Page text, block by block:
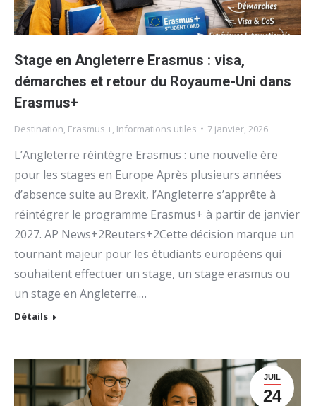
Stage en Angleterre Erasmus : visa,
démarches et retour du Royaume-Uni dans
Erasmus+
Destination Erasmus + Informations utiles 7 janvier, 2026
L’Angleterre réintègre Erasmus : une nouvelle ère
pour les stages en Europe Après plusieurs années
d’absence suite au Brexit, l’Angleterre s’apprête à
réintégrer le programme Erasmus+ à partir de janvier
2027. AP News+2Reuters+2Cette décision marque un
tournant majeur pour les étudiants européens qui
souhaitent effectuer un stage, un stage erasmus ou
un stage en Angleterre.…
Détails
JUIL
24